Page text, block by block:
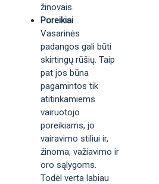
žinovais.
Poreikiai
Vasarinės
padangos gali būti
skirtingų rūšių. Taip
pat jos būna
pagamintos tik
atitinkamiems
vairuotojo
poreikiams, jo
vairavimo stiliui ir,
žinoma, važiavimo ir
oro sąlygoms.
Todėl verta labiau